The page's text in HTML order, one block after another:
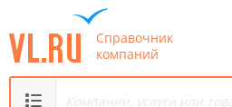
Справочник
компаний